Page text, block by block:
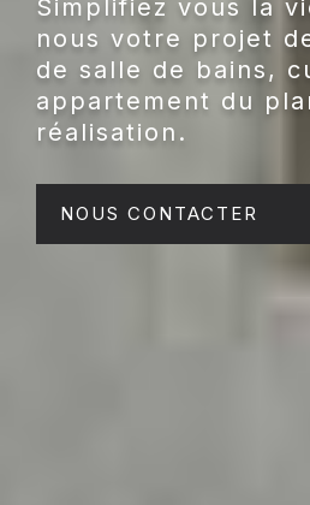
Simplifiez vous la
nous votre projet
de salle de bains,
appartement du
réalisation.
NOUS CONTACTER